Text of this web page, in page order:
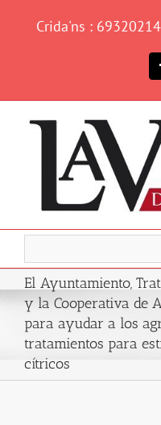
Crida'ns :
El Ayuntamiento,
y la Cooperativa de
para ayudar a los
tratamientos para
cítricos